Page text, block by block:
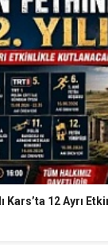
Kars’ta 12 Ayrı